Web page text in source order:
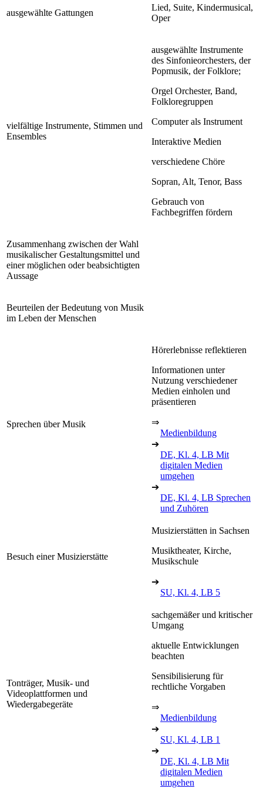
ausgewählte Gattungen
Lied, Suite, Kindermusical,
Oper
vielfältige Instrumente, Stimmen und
Ensembles
ausgewählte Instrumente
des Sinfonieorchesters, der
Popmusik, der Folklore;
Orgel Orchester, Band,
Folkloregruppen
Computer als Instrument
Interaktive Medien
verschiedene Chöre
Sopran, Alt, Tenor, Bass
Gebrauch von
Fachbegriffen fördern
Zusammenhang zwischen der Wahl
musikalischer Gestaltungsmittel und
einer möglichen oder beabsichtigten
Aussage
Beurteilen der Bedeutung von Musik
im Leben der Menschen
Sprechen über Musik
Hörerlebnisse reflektieren
Informationen unter
Nutzung verschiedener
Medien einholen und
präsentieren
⇒
Medienbildung
➔
DE, Kl. 4, LB Mit
digitalen Medien
umgehen
➔
DE, Kl. 4, LB Sprechen
und Zuhören
Besuch einer Musizierstätte
Musizierstätten in Sachsen
Musiktheater, Kirche,
Musikschule
➔
SU, Kl. 4, LB 5
Tonträger, Musik- und
Videoplattformen und
Wiedergabegeräte
sachgemäßer und kritischer
Umgang
aktuelle Entwicklungen
beachten
Sensibilisierung für
rechtliche Vorgaben
⇒
Medienbildung
➔
SU, Kl. 4, LB 1
➔
DE, Kl. 4, LB Mit
digitalen Medien
umgehen